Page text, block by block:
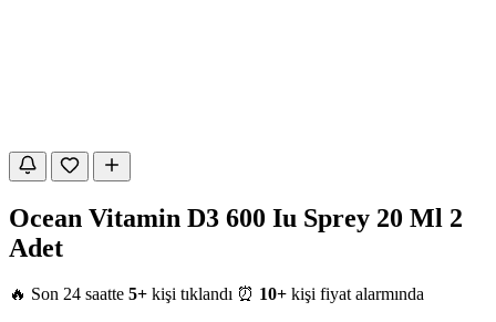
Ocean Vitamin D3 600 Iu Sprey 20 Ml 2
Adet
🔥 Son 24 saatte 5+ kişi tıklandı ⏰ 10+ kişi fiyat alarmında